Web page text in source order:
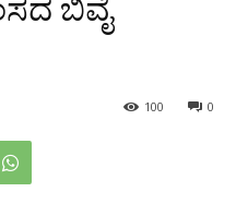
ಬಿವೈ
0
100